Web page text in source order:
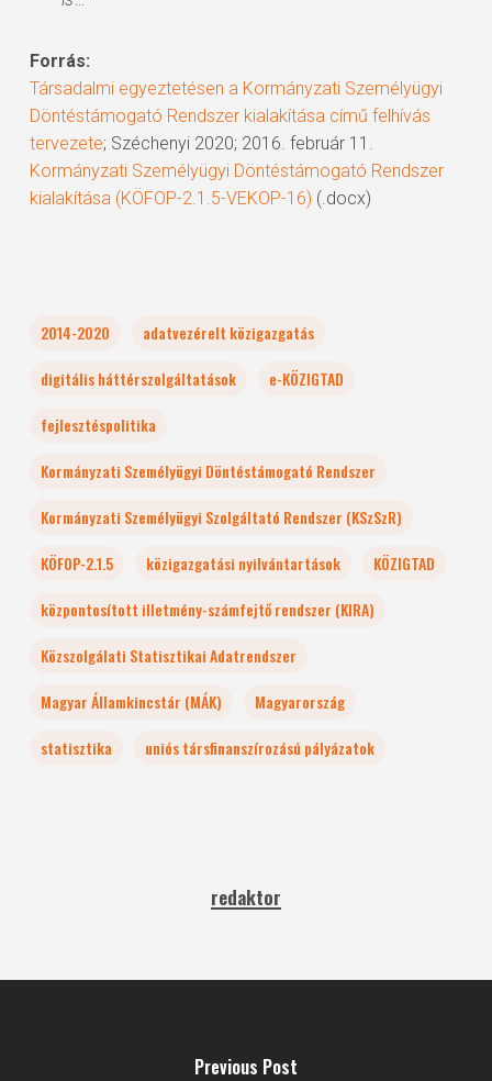
Forrás:
Társadalmi egyeztetésen a Kormányzati Személyügyi
Döntéstámogató Rendszer kialakítása című felhívás
tervezete; Széchenyi 2020; 2016. február 11.
Kormányzati Személyügyi Döntéstámogató Rendszer
kialakítása (KÖFOP-2.1.5-VEKOP-16) (.docx)
2014-2020
adatvezérelt közigazgatás
digitális háttérszolgáltatások
e-KÖZIGTAD
fejlesztéspolitika
Kormányzati Személyügyi Döntéstámogató Rendszer
Kormányzati Személyügyi Szolgáltató Rendszer (KSzSzR)
KÖFOP-2.1.5
közigazgatási nyilvántartások
KÖZIGTAD
központosított illetmény-számfejtő rendszer (KIRA)
Közszolgálati Statisztikai Adatrendszer
Magyar Államkincstár (MÁK)
Magyarország
statisztika
uniós társfinanszírozású pályázatok
redaktor
Previous Post